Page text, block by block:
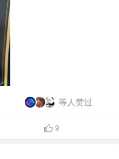
等人赞过
9